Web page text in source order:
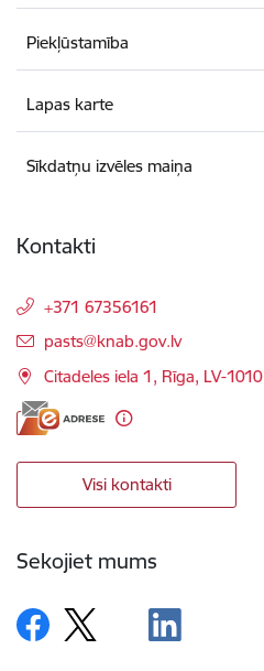
Piekļūstamība
Lapas karte
Sīkdatņu izvēles maiņa
Kontakti
+371 67356161
E-pasts:
pasts@knab.gov.lv
Citadeles iela 1, Rīga, LV-1010
Visi kontakti
Sekojiet mums